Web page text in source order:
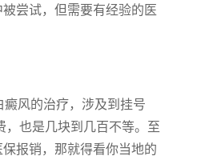
尝试，但需要有经验的医
风的治疗，涉及到挂号
，也是几块到几百不等。至
报销，那就得看你当地的